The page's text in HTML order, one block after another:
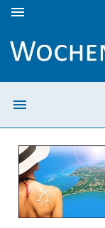
menu
menu